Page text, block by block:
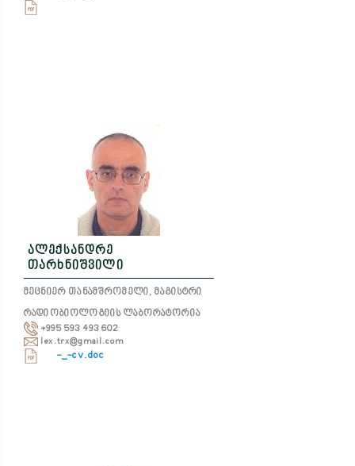
ალექსანდრე
თარხნიშვილი
მეცნიერ თანამშრომელი, მაგისტრი
რადიობიოლოგიის ლაბორატორია
+995 593 493 602
lex.trx@gmail.com
-_-cv.doc